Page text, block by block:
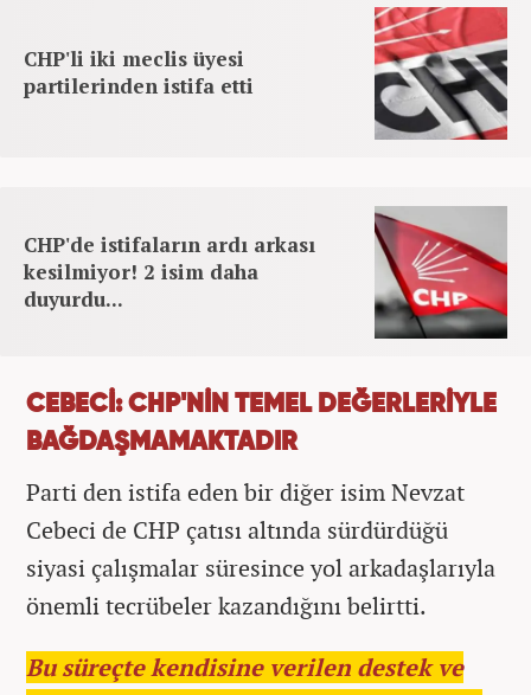
CHP'li iki meclis üyesi
partilerinden istifa etti
CHP'de istifaların ardı arkası
kesilmiyor! 2 isim daha
duyurdu...
CEBECİ: CHP'NİN TEMEL DEĞERLERİYLE
BAĞDAŞMAMAKTADIR
Parti den istifa eden bir diğer isim Nevzat
Cebeci de CHP çatısı altında sürdürdüğü
siyasi çalışmalar süresince yol arkadaşlarıyla
önemli tecrübeler kazandığını belirtti.
Bu süreçte kendisine verilen destek ve